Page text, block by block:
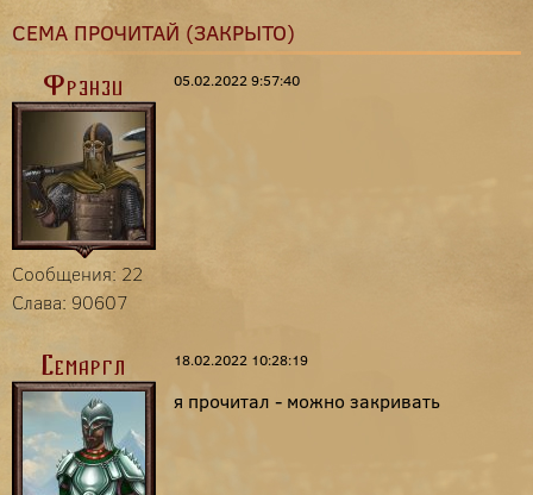
СЕМА ПРОЧИТАЙ (ЗАКРЫТО)
Фрэнзи
Сообщения: 22
Слава: 90607
05.02.2022 9:57:40
Семаргл 18.02.2022 10:28:19
я прочитал - можно закривать